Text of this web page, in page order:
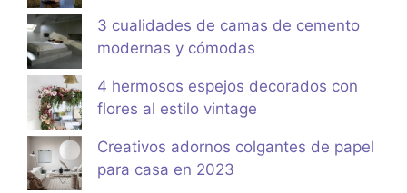
3 cualidades de camas de cemento
modernas y cómodas
4 hermosos espejos decorados con
flores al estilo vintage
Creativos adornos colgantes de papel
para casa en 2023